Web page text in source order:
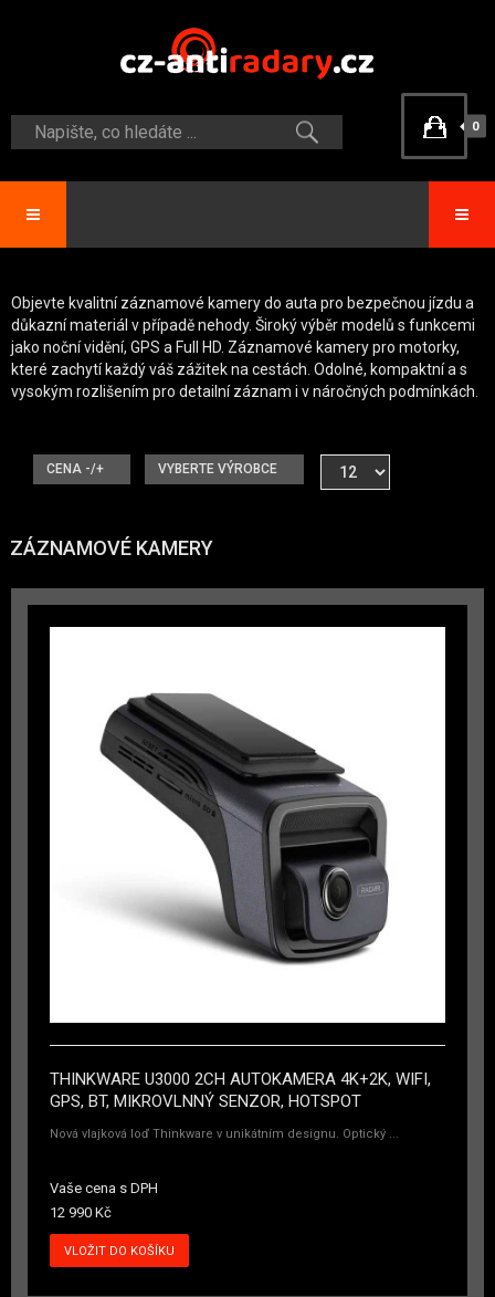
0
Objevte kvalitní záznamové kamery do auta pro bezpečnou jízdu a
důkazní materiál v případě nehody. Široký výběr modelů s funkcemi
jako noční vidění, GPS a Full HD. Záznamové kamery pro motorky,
které zachytí každý váš zážitek na cestách. Odolné, kompaktní a s
vysokým rozlišením pro detailní záznam i v náročných podmínkách.
CENA -/+ VYBERTE VÝROBCE
ZÁZNAMOVÉ KAMERY
THINKWARE U3000 2CH AUTOKAMERA 4K+2K, WIFI,
GPS, BT, MIKROVLNNÝ SENZOR, HOTSPOT
Nová vlajková loď Thinkware v unikátním designu. Optický ...
Vaše cena s DPH
12 990 Kč